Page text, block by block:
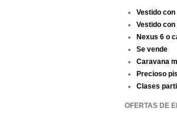
Vestido
Vestido
Nexus 6 o
Se vende
Caravana
Precioso
Clases
OFERTAS DE